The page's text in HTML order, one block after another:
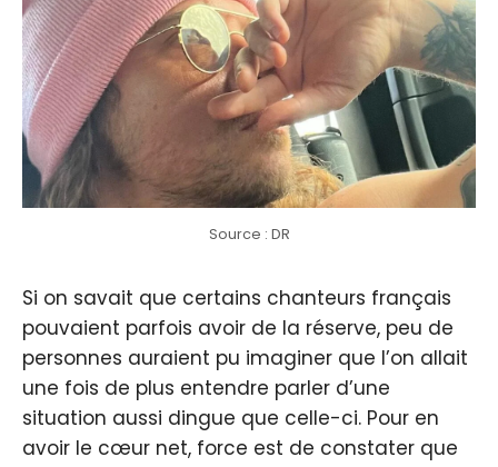
Source : DR
Si on savait que certains chanteurs français
pouvaient parfois avoir de la réserve, peu de
personnes auraient pu imaginer que l’on allait
une fois de plus entendre parler d’une
situation aussi dingue que celle-ci. Pour en
avoir le cœur net, force est de constater que